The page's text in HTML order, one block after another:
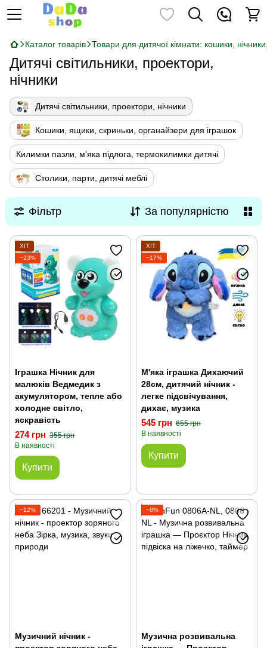
Каталог товарів Товари для дитячої кімнати: кошики,
Дитячі світильники, проектори,
нічники
Дитячі світильники, проектори, нічники
Кошики, ящики, скриньки, органайзери для іграшок
Килимки пазли, м'яка підлога, термокилимки дитячі
Столики, парти, дитячі меблі
Фільтр За популярністю
ХІТ
−23%
Іграшка Нічник для
малюків Ведмедик з
акумулятором, тепле або
холодне світло,
яскравість
274 грн 355 грн
В наявності
Купити
ХІТ
−17%
М'яка іграшка Дихаючий
28см, дитячий нічник -
легке підсвічування,
дихає, музика
545 грн 655 грн
В наявності
Купити
−12%
Музичний нічник -
−8%
Музична розвивальна